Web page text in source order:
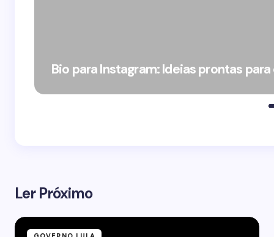
Bio para Instagram: Ideias prontas
Ler Próximo